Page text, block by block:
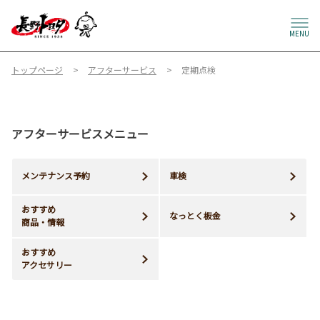
MENU
トップページ アフターサービス 定期点検
アフターサービスメニュー
メンテナンス予約 車検
おすすめ
商品・情報
なっとく板金
おすすめ
アクセサリー